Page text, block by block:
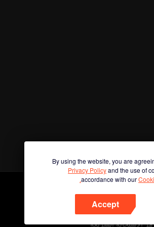
By using the website, you are
Privacy Policyand the use of
accordance with our
Accept
الاستجابة السريعة